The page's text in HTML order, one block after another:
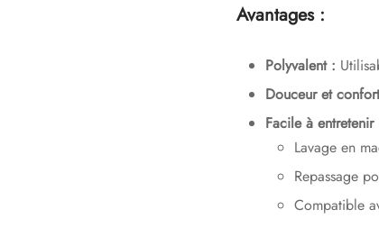
Avantages :
Polyvalent :
Douceur et
Facile à entretenir
Lavage en
Repassage
Compatible